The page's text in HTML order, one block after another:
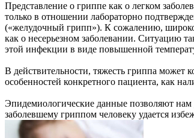
Представление о гриппе как о легком
только в отношении лабораторно
(«желудочный грипп»). К сожалению,
как о несерьезном заболевании. Ситуацию
этой инфекции в виде повышенной
В действительности, тяжесть гриппа может
особенностей конкретного пациента, как
Эпидемиологические данные позволяют
заболевшему гриппом человеку удается